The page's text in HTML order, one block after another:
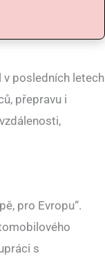
posledních letech
přepravu i
pro Evropu“.
s